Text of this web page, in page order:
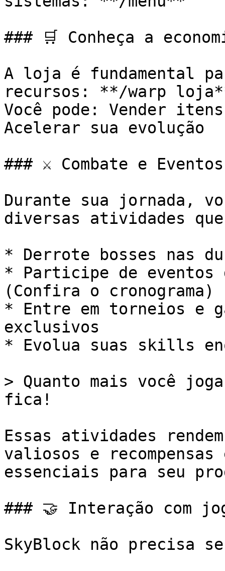
### 🛒 Conheça a
A loja é fundamental
recursos: **/warp
Você pode: Vender
Acelerar sua evolução
### ⚔️ Combate e Eventos
Durante sua jornada,
diversas atividades
* Derrote bosses nas
* Participe de
(Confira o cronograma)
* Entre em torneios e
exclusivos
* Evolua suas skills
> Quanto mais você
fica!
Essas atividades
valiosos e
essenciais para seu
### 🤝 Interação com
SkyBlock não precisa